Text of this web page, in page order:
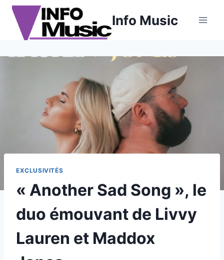
Aller
contenu
Info Music
EXCLUSIVITÉS
« Another Sad Song », le
duo émouvant de Livvy
Lauren et Maddox